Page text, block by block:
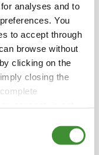
analyses and to
You
to accept through
browse without
clicking on the
closing the
sich Adrien
auf
Tiere natürlich
Betrieb völlig
von
Mahlzeiten
mit den